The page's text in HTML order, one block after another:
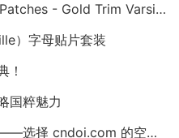
Custom DIY Chenille Letter Patches - Gold Trim Varsity Alphabet Appliques
）字母贴片套装
！
国粹魅力
高效节能的工业供暖解决方案——选择 cndoi.com 的空气对空气换热器与AHU